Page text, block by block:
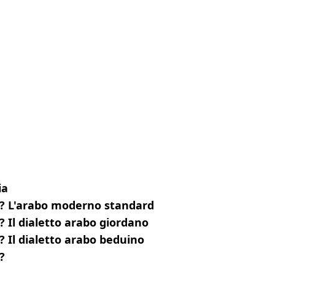
L'arabo moderno standard
Il dialetto arabo giordano
Il dialetto arabo beduino